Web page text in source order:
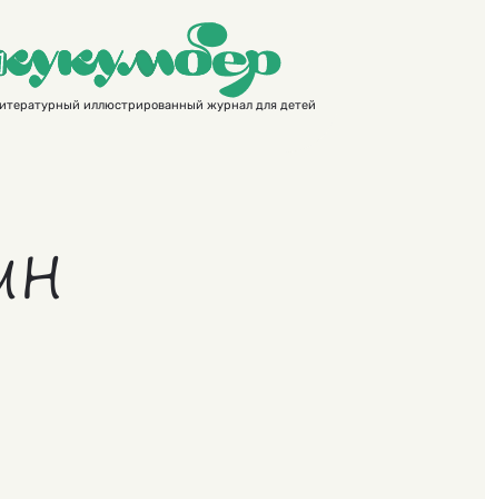
иллюстрированный журнал для детей